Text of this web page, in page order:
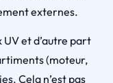
externes.
UV et d’autre part
(moteur,
Cela n’est pas